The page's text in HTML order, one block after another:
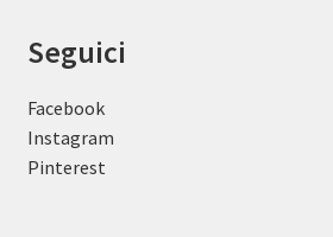
Seguici
Facebook
Instagram
Pinterest